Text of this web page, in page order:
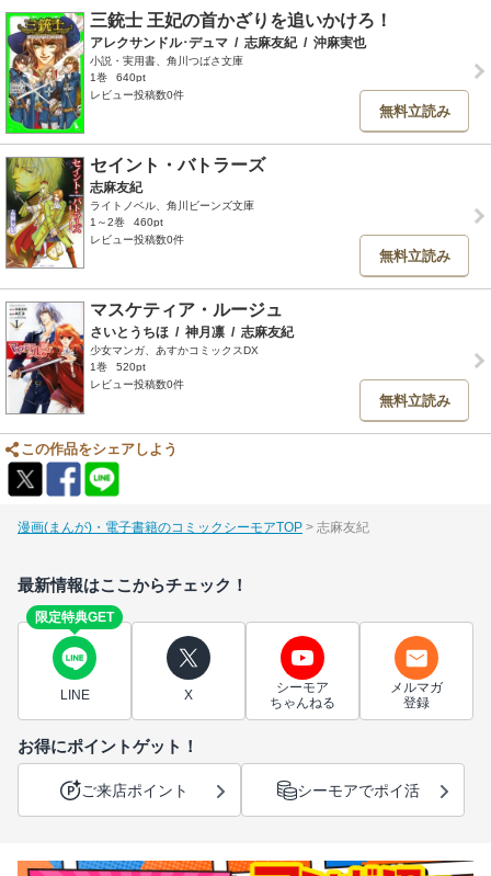
三銃士 王妃の首かざりを追いかけろ！
アレクサンドル･デュマ / 志麻友紀 / 沖麻実也
小説・実用書、角川つばさ文庫
1巻
640pt
レビュー投稿数0件
無料立読み
セイント・バトラーズ
志麻友紀
ライトノベル、角川ビーンズ文庫
1～2巻
460pt
レビュー投稿数0件
無料立読み
マスケティア・ルージュ
さいとうちほ / 神月凛 / 志麻友紀
少女マンガ、あすかコミックスDX
1巻
520pt
レビュー投稿数0件
無料立読み
この作品をシェアしよう
漫画(まんが)・電子書籍のコミックシーモアTOP 志麻友紀
最新情報はここからチェック！
限定特典GET
LINE X
シーモア
ちゃんねる
メルマガ
登録
お得にポイントゲット！
ご来店ポイント シーモアでポイ活